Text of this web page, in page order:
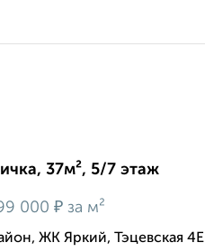
37м², 5/7 этаж
000 ₽ за м²
ЖК Яркий, Тэцевская 4Е